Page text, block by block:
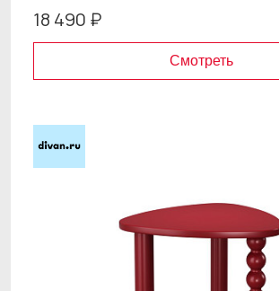
18 490 ₽
Смотреть